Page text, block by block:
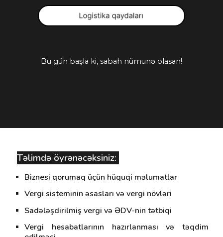
Bu gün başla ki, sabah nümunə olasan!
Təlimdə öyrənəcəksiniz:
Biznesi qorumaq üçün hüquqi məlumatlar
Vergi sisteminin əsasları və vergi növləri
Sadələşdirilmiş vergi və ƏDV-nin tətbiqi
Vergi hesabatlarının hazırlanması və təqdim